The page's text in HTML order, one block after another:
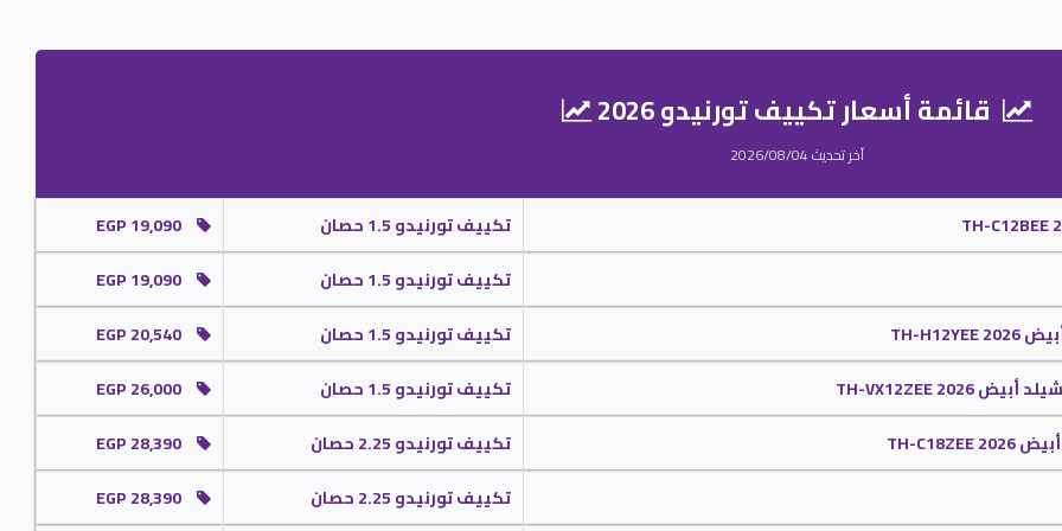
على الجهاز من خلال الاتصال علينا وسيتم التواصل معكم وشراء الجهاز وانت فى مكانك كما أننا نوفر لكم جميع اسعار تكييفات تورنيدو شاملة التوريد والتركيب مجانا .
فى جميع الاوقات .
.
لاستنشاق هواء نقى وخالى من الرطوبة .
له فروع كثيرة فى كل مكان حتى يكون قريب من جميع عملائنا الكرام ونسهل عليكم التواصل معنا .
أفضل التسهيلات التى تجعلكم تحصلون على الجهاز .
قائمة أسعار تكييف تورنيدو 2026
آخر تحديث 2026/08/04
تكييف تورنيدو 1.5 حصان
تكييف تورنيدو 1.5 حصان
تكييف تورنيدو 1.5 حصان
تكييف تورنيدو 1.5 حصان
تكييف تورنيدو 2.25 حصان
تكييف تورنيدو 2.25 حصان